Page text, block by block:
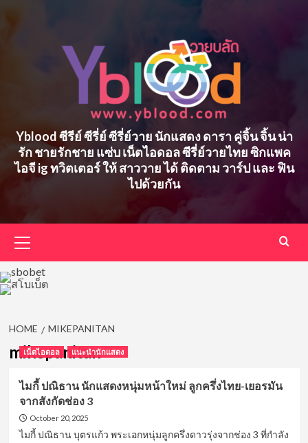
Yblood ซีรีย์ ซีรี่ย์ ซีรี่ย์วาย นักแสดง ดารา คู่จิ้น จิ้น น่า
รัก ชายรักชาย แซ่บ เน็ตไอดอล ซีรี่ย์วายไทย ซิกแพค
ไอจี ig ทวิตเตอร์ ให้ สาววาย ได้ ติดตาม วาร์ป และ ฟิน
ไปด้วยกัน
Menu
HOME MIKEPANITAN
mikepanitan
เน็ตไอดอล แนะนำนักแสดง
ไมกี้ ปณิธาน นักแสดงหนุ่มหน้าใหม่ ลูกครึ่งไทย-เยอรมัน
จากสังกัดช่อง 3
October 20, 2025
ไมกี้ ปณิธาน บุตรแก้ว พระเอกหนุ่มลูกครึ่งดาวรุ่งจากช่อง 3 ที่กำลัง